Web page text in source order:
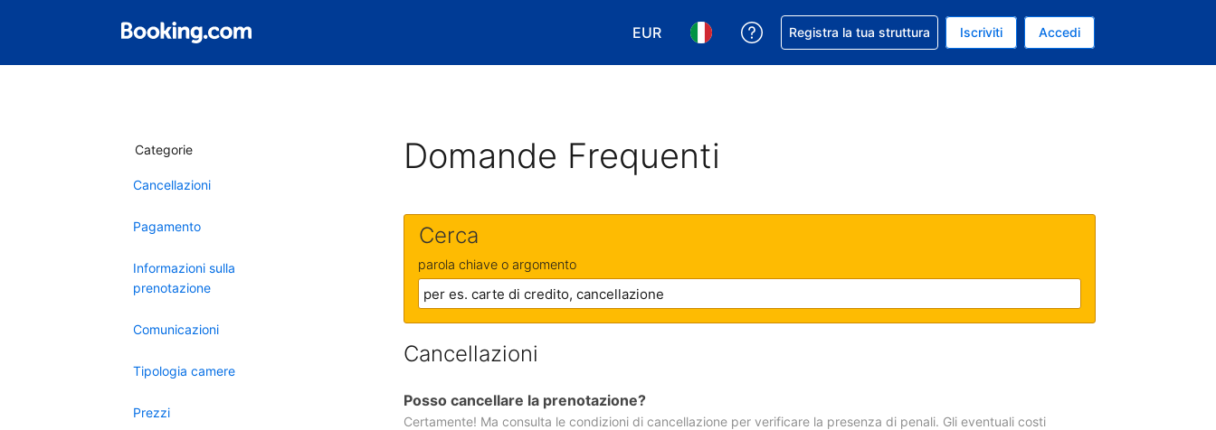
EUR
Scegli la tua valuta. Valuta attuale: Euro
Scegli la tua lingua. Lingua attuale: Italiano
Ricevi aiuto con la prenotazione
Registra la tua struttura Iscriviti Accedi
Categorie
Cancellazioni
Pagamento
Informazioni sulla
prenotazione
Comunicazioni
Tipologia camere
Prezzi
Domande Frequenti
Cerca
parola chiave o argomento
Cancellazioni
Posso cancellare la prenotazione?
Certamente! Ma consulta le condizioni di cancellazione per verificare la presenza di penali. Gli eventuali costi